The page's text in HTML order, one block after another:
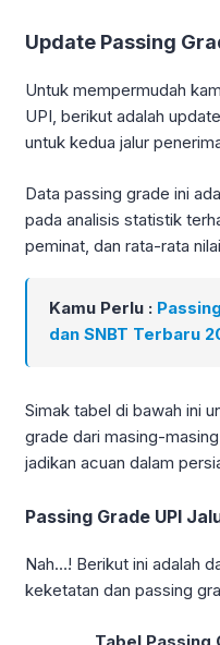
Update Passing
Untuk mempermudah
UPI, berikut adalah
untuk kedua jalur
Data passing grade ini
pada analisis statistik
peminat, dan rata-rata
Kamu Perlu :
dan SNBT Terbaru
Simak tabel di bawah ini
grade dari masing-
jadikan acuan dalam
Passing Grade UPI
Nah…! Berikut ini adalah
keketatan dan passing